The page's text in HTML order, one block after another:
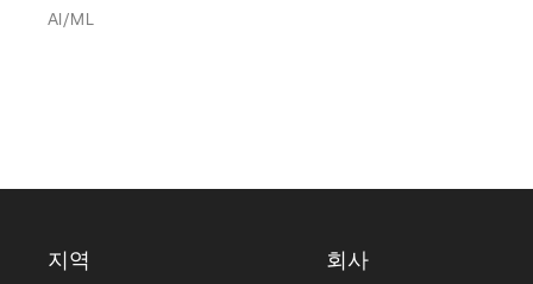
AI/ML
지역 회사